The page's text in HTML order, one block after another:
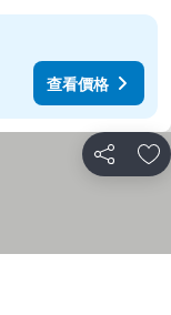
查看價格
分享 放